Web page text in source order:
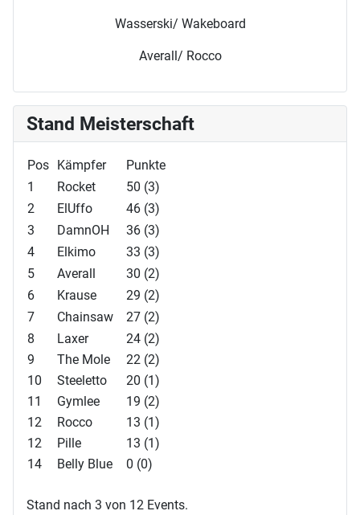
Wasserski/ Wakeboard
Averall/ Rocco
Stand Meisterschaft
Pos Kämpfer
Punkte
1
Rocket
50 (3)
2
ElUffo
46 (3)
3
DamnOH
36 (3)
4
Elkimo
33 (3)
5
Averall
30 (2)
6
Krause
29 (2)
7
Chainsaw
27 (2)
8
Laxer
24 (2)
9
The Mole
22 (2)
10
Steeletto
20 (1)
11
Gymlee
19 (2)
12
Rocco
13 (1)
12
Pille
13 (1)
14
Belly Blue 0 (0)
Stand nach 3 von 12 Events.